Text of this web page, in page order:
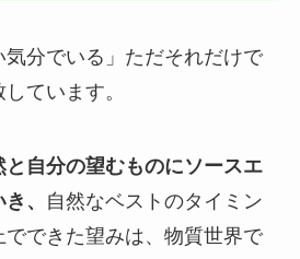
分でいる」ただそれだけで
ています。
と自分の望むものにソースエ
、
自然なベストのタイミン
でできた望みは、物質世界で